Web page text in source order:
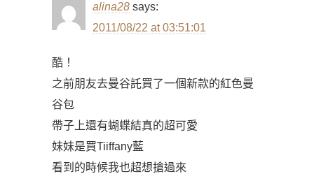
alina28 says:
2011/08/22 at 03:51:01
酷！
之前朋友去曼谷託買了一個新款的紅色曼
谷包
帶子上還有蝴蝶結真的超可愛
妹妹是買Tiiffany藍
看到的時候我也超想搶過來